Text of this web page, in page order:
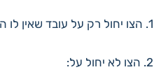
1. הצו יחול רק על עובד שאין לו הסדר פנסיוני מיטב.
2. הצו לא יחול על: